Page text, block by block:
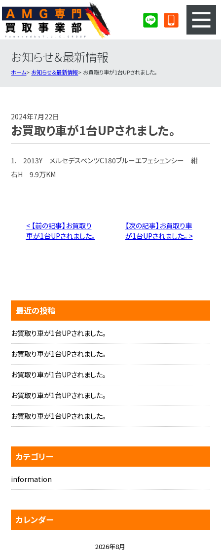
3ステップのカンタン査定
AMG買取実績
お知らせ＆最新情報
ホーム お知らせ＆最新情報 お買取り車が1台UPされました。
2024年7月22日
お買取り車が1台UPされました。
1. 2013Y メルセデスベンツC180ブルーエフェシェンシー 紺
右H 9.9万KM
< 【前の記事】お買取り
車が1台UPされました。
【次の記事】お買取り車
が1台UPされました。 >
最近の投稿
お買取り車が1台UPされました。
お買取り車が1台UPされました。
お買取り車が1台UPされました。
お買取り車が1台UPされました。
お買取り車が1台UPされました。
カテゴリー
information
カレンダー
2026年8月